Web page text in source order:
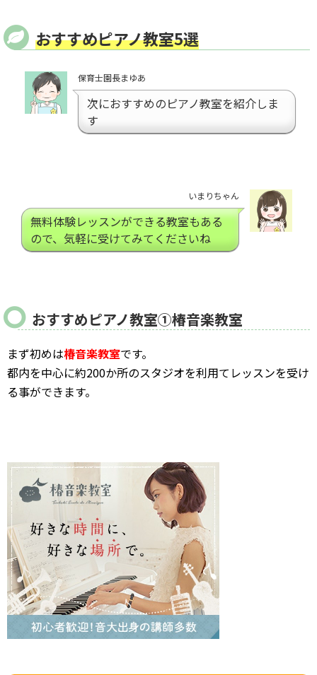
おすすめピアノ教室5選
保育士園長まゆあ
次におすすめのピアノ教室を紹介しま
す
いまりちゃん
無料体験レッスンができる教室もある
ので、気軽に受けてみてくださいね
おすすめピアノ教室①椿音楽教室
まず初めは椿音楽教室です。
都内を中心に約200か所のスタジオを利用てレッスンを受け
る事ができます。